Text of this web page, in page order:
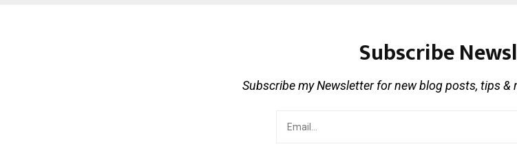
Subscribe
Subscribe my Newsletter for new blog posts, tips